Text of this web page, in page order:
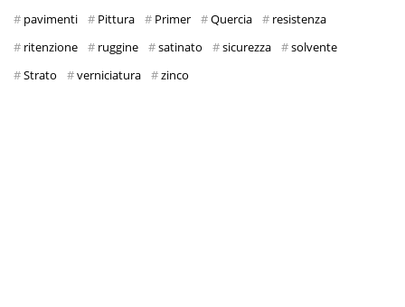
pavimenti
Pittura Primer Quercia
resistenza
ritenzione
ruggine satinato sicurezza
solvente
Strato
verniciatura zinco